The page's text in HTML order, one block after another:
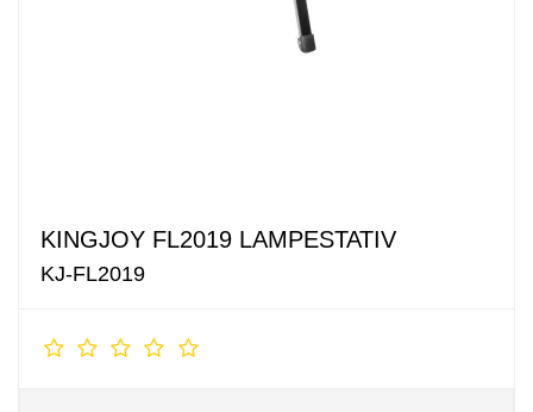
KINGJOY FL2019 LAMPESTATIV
KJ-FL2019